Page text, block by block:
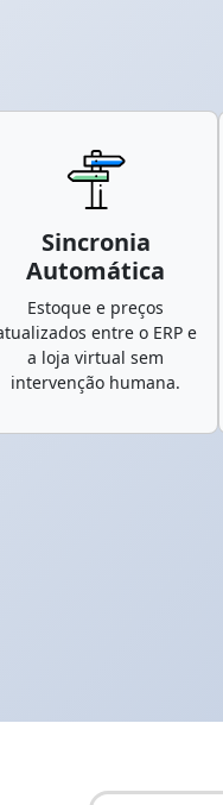
Sincronia
Automática
Estoque e preços
entre o ERP e
a loja virtual sem
intervenção humana.